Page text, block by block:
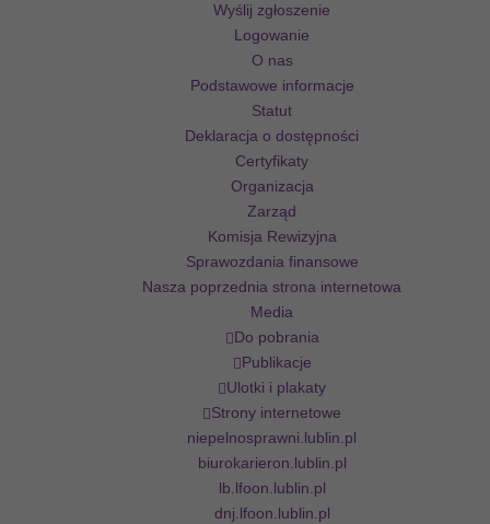
Wyślij zgłoszenie
Logowanie
O nas
Podstawowe informacje
Statut
Deklaracja o dostępności
Certyfikaty
Organizacja
Zarząd
Komisja Rewizyjna
Sprawozdania finansowe
Nasza poprzednia strona internetowa
Media
Do pobrania
Publikacje
Ulotki i plakaty
Strony internetowe
niepelnosprawni.lublin.pl
biurokarieron.lublin.pl
lb.lfoon.lublin.pl
dnj.lfoon.lublin.pl